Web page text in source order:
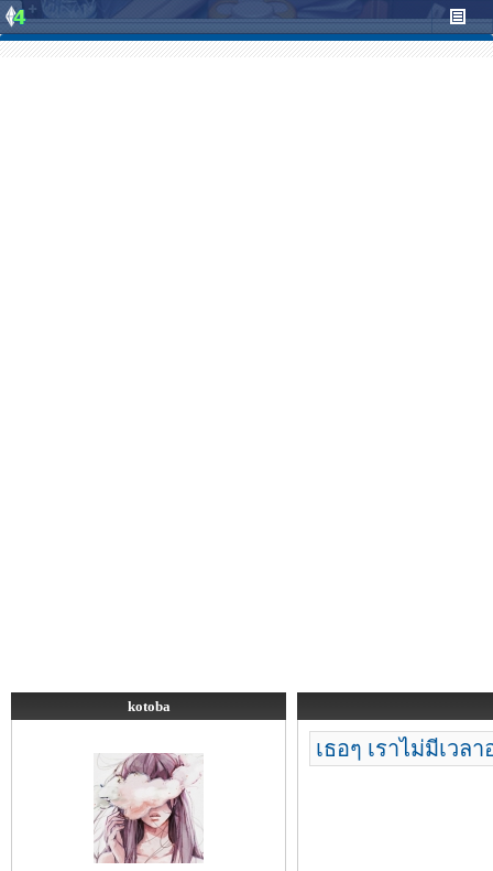
kotoba
เธอๆ เราไม่มีเวล